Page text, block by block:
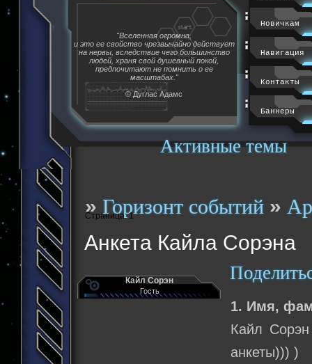
Активные темы
"Вселенная огромна,
и это ее свойство чрезвычайно действует
на нервы, вследствие чего большинство
людей, храня свой душевный покой,
предпочитают не помнить о ее
масштабах."
© Дуглас Адамс
Новичкам
Навигация
Контакты
Баннеры
»Горизонт событий »
Анкета Кайла Сорэна
Страница:1
Кайл Сорэн
Гость
1. Имя,
Кайл
анкеты))) )